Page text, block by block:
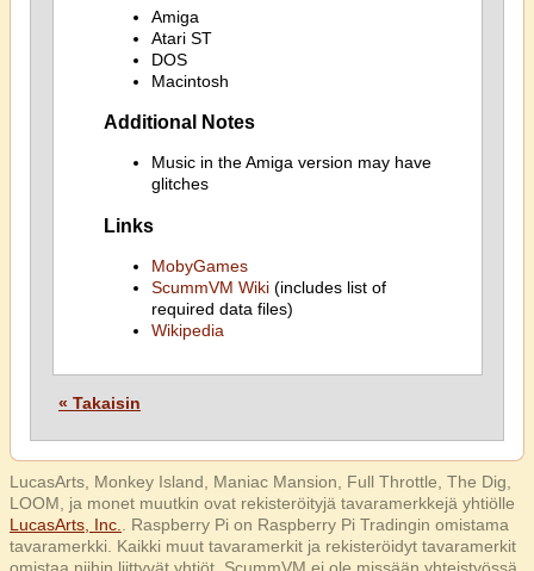
Amiga
Atari ST
DOS
Macintosh
Additional Notes
Music in the Amiga version may have
glitches
Links
MobyGames
ScummVM Wiki(includes list of
required data files)
Wikipedia
« Takaisin
LucasArts, Monkey Island, Maniac Mansion, Full Throttle, The Dig,
LOOM, ja monet muutkin ovat rekisteröityjä tavaramerkkejä yhtiölle
LucasArts, Inc.
. Raspberry Pi on Raspberry Pi Tradingin omistama
tavaramerkki. Kaikki muut tavaramerkit ja rekisteröidyt tavaramerkit